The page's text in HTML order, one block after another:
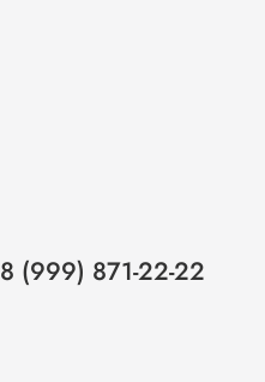
8 (999) 871-22-22